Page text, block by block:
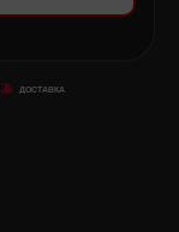
ДОСТАВКА